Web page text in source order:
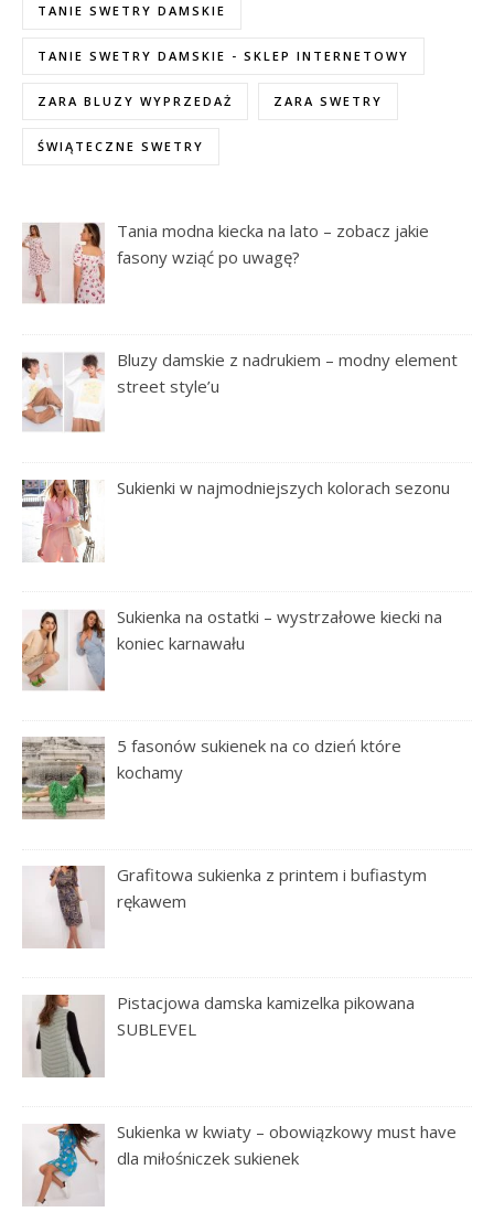
TANIE SWETRY DAMSKIE
TANIE SWETRY DAMSKIE - SKLEP INTERNETOWY
ZARA BLUZY WYPRZEDAŻ ZARA SWETRY
ŚWIĄTECZNE SWETRY
Tania modna kiecka na lato – zobacz jakie
fasony wziąć po uwagę?
Bluzy damskie z nadrukiem – modny element
street style’u
Sukienki w najmodniejszych kolorach sezonu
Sukienka na ostatki – wystrzałowe kiecki na
koniec karnawału
5 fasonów sukienek na co dzień które
kochamy
Grafitowa sukienka z printem i bufiastym
rękawem
Pistacjowa damska kamizelka pikowana
SUBLEVEL
Sukienka w kwiaty – obowiązkowy must have
dla miłośniczek sukienek